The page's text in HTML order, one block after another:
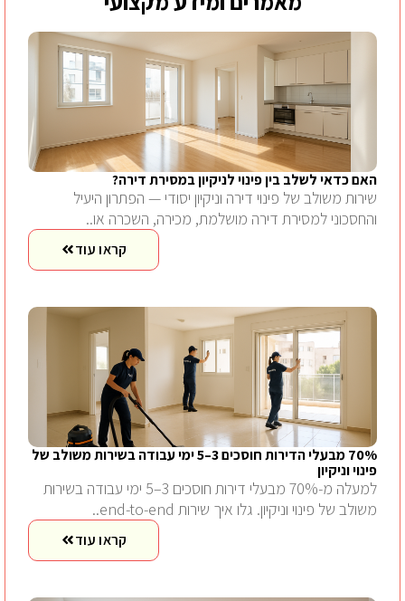
האם כדאי לשלב בין פינוי לניקיון במסירת דירה?
שירות משולב של פינוי דירה וניקיון יסודי — הפתרון היעיל
והחסכוני למסירת דירה מושלמת, מכירה, השכרה או..
קראו עוד
70% מבעלי הדירות חוסכים 3–5 ימי עבודה בשירות משולב של
פינוי וניקיון
למעלה מ-70% מבעלי דירות חוסכים 3–5 ימי עבודה בשירות
משולב של פינוי וניקיון. גלו איך שירות end-to-end..
קראו עוד